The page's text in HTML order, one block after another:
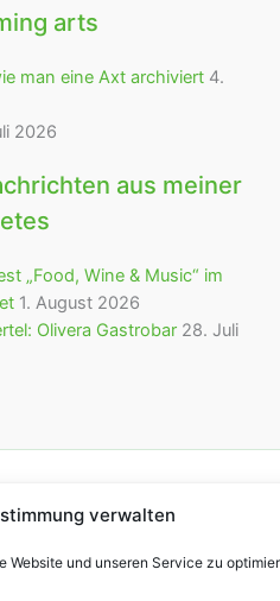
verwalten
Website und unseren Service zu
arts
man eine Axt archiviert 4.
2026
aus meiner
„Food, Wine & Music“ im
1. August 2026
Olivera Gastrobar 28. Juli
bürofürvieles